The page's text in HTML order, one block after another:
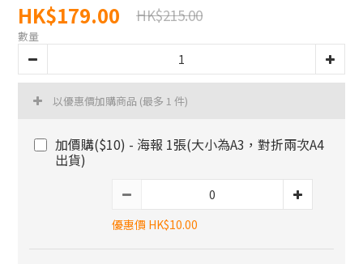
HK$179.00 HK$215.00
數量
以優惠價加購商品 (最多 1 件)
加價購($10) - 海報 1張(大小為A3，對折兩次A4
出貨)
優惠價 HK$10.00